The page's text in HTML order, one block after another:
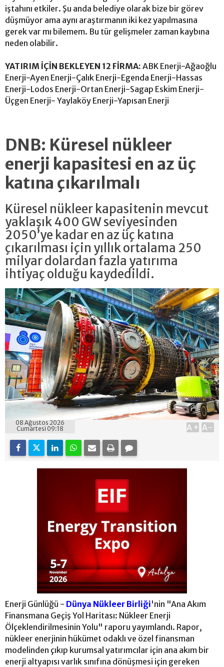
iştahını etkiler. Şu anda belediye olarak bize bir görev
düşmüyor ama aynı araştırmanın iki kez yapılmasına
gerek var mı bilemem. Bu tür gelişmeler zaman kaybına
neden olabilir.
YATIRIM İÇİN BEKLEYEN 12 FİRMA: ABK Enerji-Ağaoğlu
Enerji-Ayen Enerji-Çalık Enerji-Egenda Enerji-Hassas
Enerji-Lodos Enerji-Ortan Enerji-Sagap Eskim Enerji-
Üçgen Enerji- Yaylaköy Enerji-Yapısan Enerji
DNB: Küresel nükleer
enerji kapasitesi en az üç
katına çıkarılmalı
Küresel nükleer kapasitenin mevcut
yaklaşık 400 GW seviyesinden
2050’ye kadar en az üç katına
çıkarılması için yıllık ortalama 250
milyar dolardan fazla yatırıma
ihtiyaç olduğu kaydedildi.
08 Ağustos 2026
Cumartesi 09:18
A+ A-
Enerji Günlüğü - Dünya Nükleer Birliği'nin "Ana Akım
Finansmana Geçiş Yol Haritası: Nükleer Enerji
Ölçeklendirilmesinin Yolu" raporu yayımlandı. Rapor,
nükleer enerjinin hükümet odaklı ve özel finansman
modelinden çıkıp kurumsal yatırımcılar için ana akım bir
enerji altyapısı varlık sınıfına dönüşmesi için gereken